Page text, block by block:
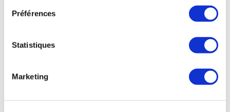
Préférences
Statistiques
Marketing
w_id
statistiques des
Persista
nt